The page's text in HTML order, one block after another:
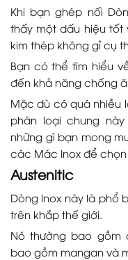
Khi bạn ghép nối
thấy một dấu hiệu tốt
kim thép không gỉ cụ
Bạn có thể tìm hiểu
đến khả năng chống
Mặc dù có quá nhiều
phân loại chung
những gì bạn mong
các Mác Inox để
Austenitic
Dòng Inox này là phổ
trên khắp thế giới.
Nó thường bao gồm
bao gồm mangan và